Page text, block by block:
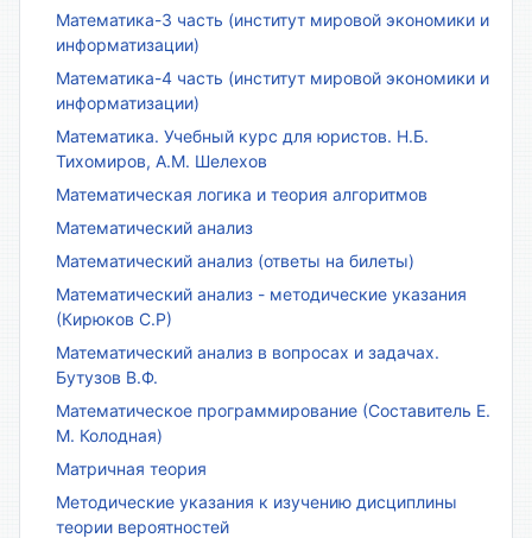
Математика-3 часть (институт мировой экономики и
информатизации)
Математика-4 часть (институт мировой экономики и
информатизации)
Математика. Учебный курс для юристов. Н.Б.
Тихомиров, А.М. Шелехов
Математическая логика и теория алгоритмов
Математический анализ
Математический анализ (ответы на билеты)
Математический анализ - методические указания
(Кирюков С.Р)
Математический анализ в вопросах и задачах.
Бутузов В.Ф.
Математическое программирование (Составитель Е.
М. Колодная)
Матричная теория
Методические указания к изучению дисциплины
теории вероятностей